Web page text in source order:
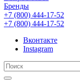
Бренды
+7 (800) 444-17-52
+7 (800) 444-17-52
Вконтакте
Instagram